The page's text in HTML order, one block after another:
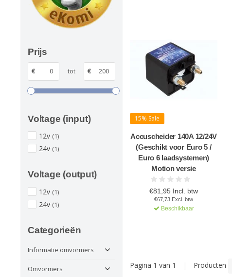
Prijs
€ tot €
Voltage (input)
12v (1)
24v (1)
Voltage (output)
12v (1)
24v (1)
Categorieën
Informatie omvormers
Omvormers
15% Sale
Accuscheider 140A 12/24V
(Geschikt voor Euro 5 /
Euro 6 laadsystemen)
Motion versie
€81,95 Incl. btw
€67,73 Excl. btw
Beschikbaar
Pagina 1 van 1 | Producten